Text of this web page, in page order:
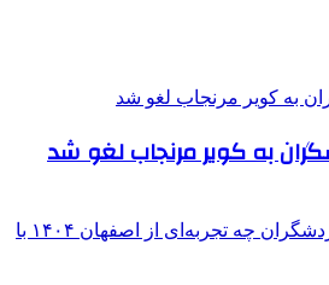
به کویر مرنجاب لغو شد